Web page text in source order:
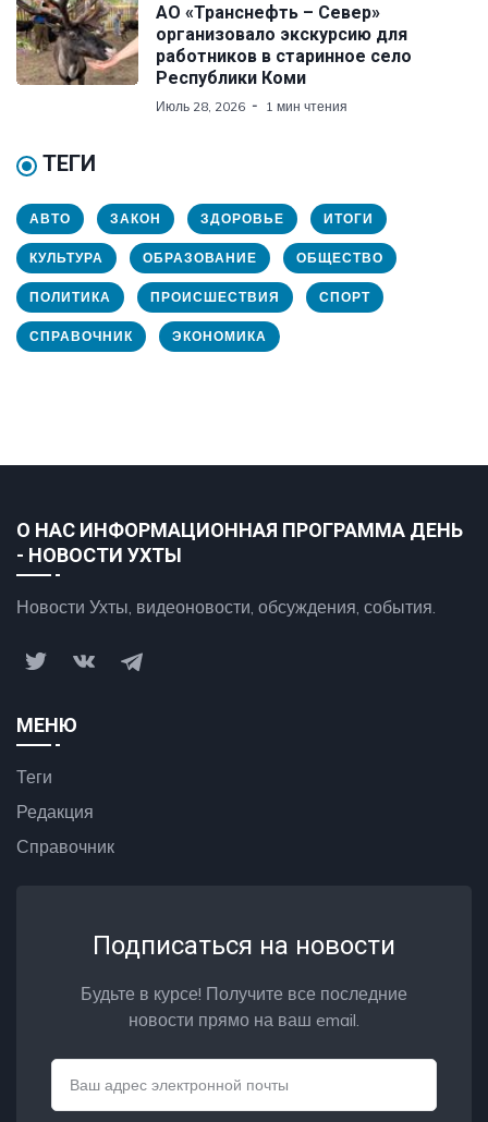
АО «Транснефть – Север»
организовало экскурсию для
работников в старинное село
Республики Коми
Июль 28, 2026 1 мин чтения
ТЕГИ
АВТО ЗАКОН ЗДОРОВЬЕ ИТОГИ
КУЛЬТУРА ОБРАЗОВАНИЕ ОБЩЕСТВО
ПОЛИТИКА ПРОИСШЕСТВИЯ СПОРТ
СПРАВОЧНИК ЭКОНОМИКА
О НАС ИНФОРМАЦИОННАЯ ПРОГРАММА ДЕНЬ
- НОВОСТИ УХТЫ
Новости Ухты, видеоновости, обсуждения, события.
МЕНЮ
Теги
Редакция
Справочник
Подписаться на новости
Будьте в курсе! Получите все последние
новости прямо на ваш email.